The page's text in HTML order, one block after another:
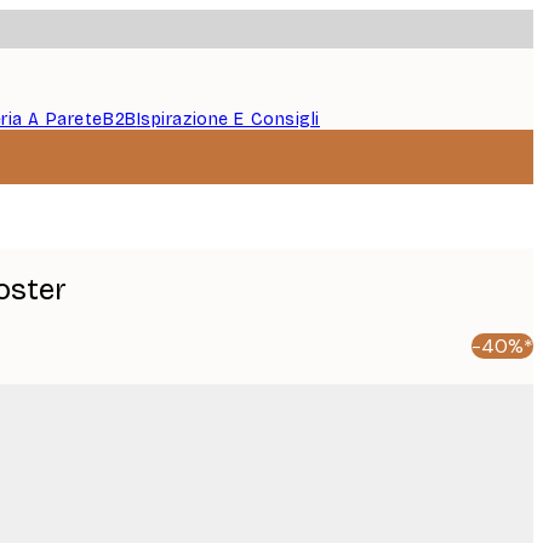
A PareteB2BIspirazione E Consigli
-40%*